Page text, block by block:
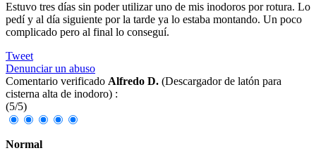
Estuvo tres días sin poder utilizar uno de mis inodoros por rotura. Lo
pedí y al día siguiente por la tarde ya lo estaba montando. Un poco
complicado pero al final lo conseguí.
Tweet
Denunciar un abuso
Comentario verificado Alfredo D. (Descargador de latón para
cisterna alta de inodoro) :
(5/5)
Normal